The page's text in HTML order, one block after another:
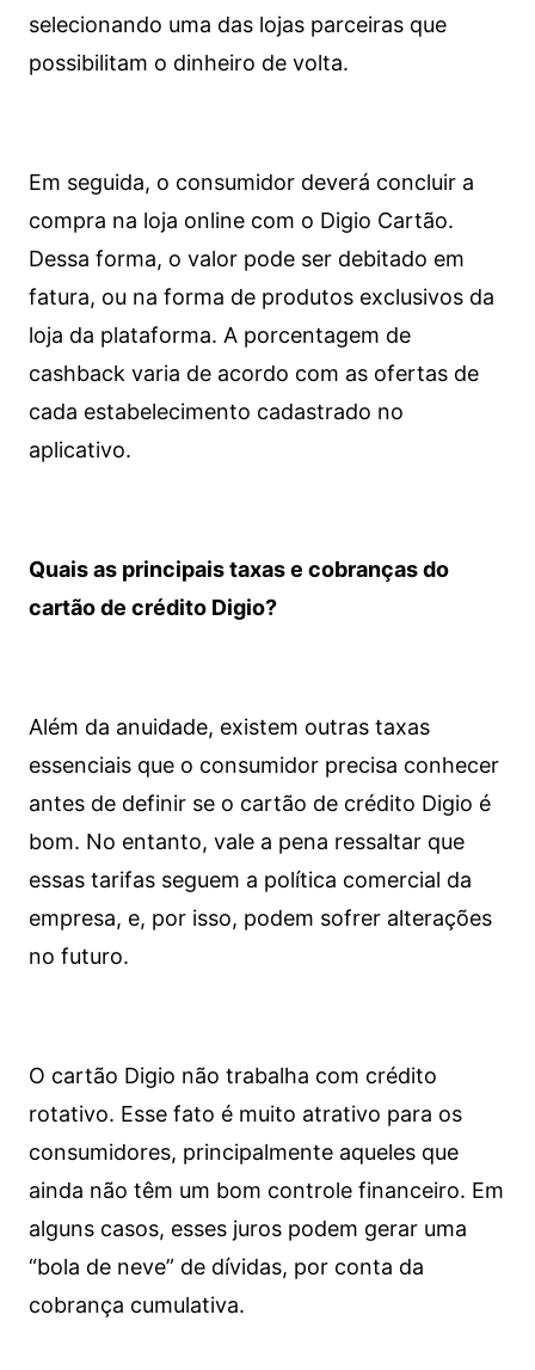
selecionando uma das lojas parceiras que
possibilitam o dinheiro de volta.
Em seguida, o consumidor deverá concluir a
compra na loja online com o Digio Cartão.
Dessa forma, o valor pode ser debitado em
fatura, ou na forma de produtos exclusivos da
loja da plataforma. A porcentagem de
cashback varia de acordo com as ofertas de
cada estabelecimento cadastrado no
aplicativo.
Quais as principais taxas e cobranças do
cartão de crédito Digio?
Além da anuidade, existem outras taxas
essenciais que o consumidor precisa conhecer
antes de definir se o cartão de crédito Digio é
bom. No entanto, vale a pena ressaltar que
essas tarifas seguem a política comercial da
empresa, e, por isso, podem sofrer alterações
no futuro.
O cartão Digio não trabalha com crédito
rotativo. Esse fato é muito atrativo para os
consumidores, principalmente aqueles que
ainda não têm um bom controle financeiro. Em
alguns casos, esses juros podem gerar uma
“bola de neve” de dívidas, por conta da
cobrança cumulativa.